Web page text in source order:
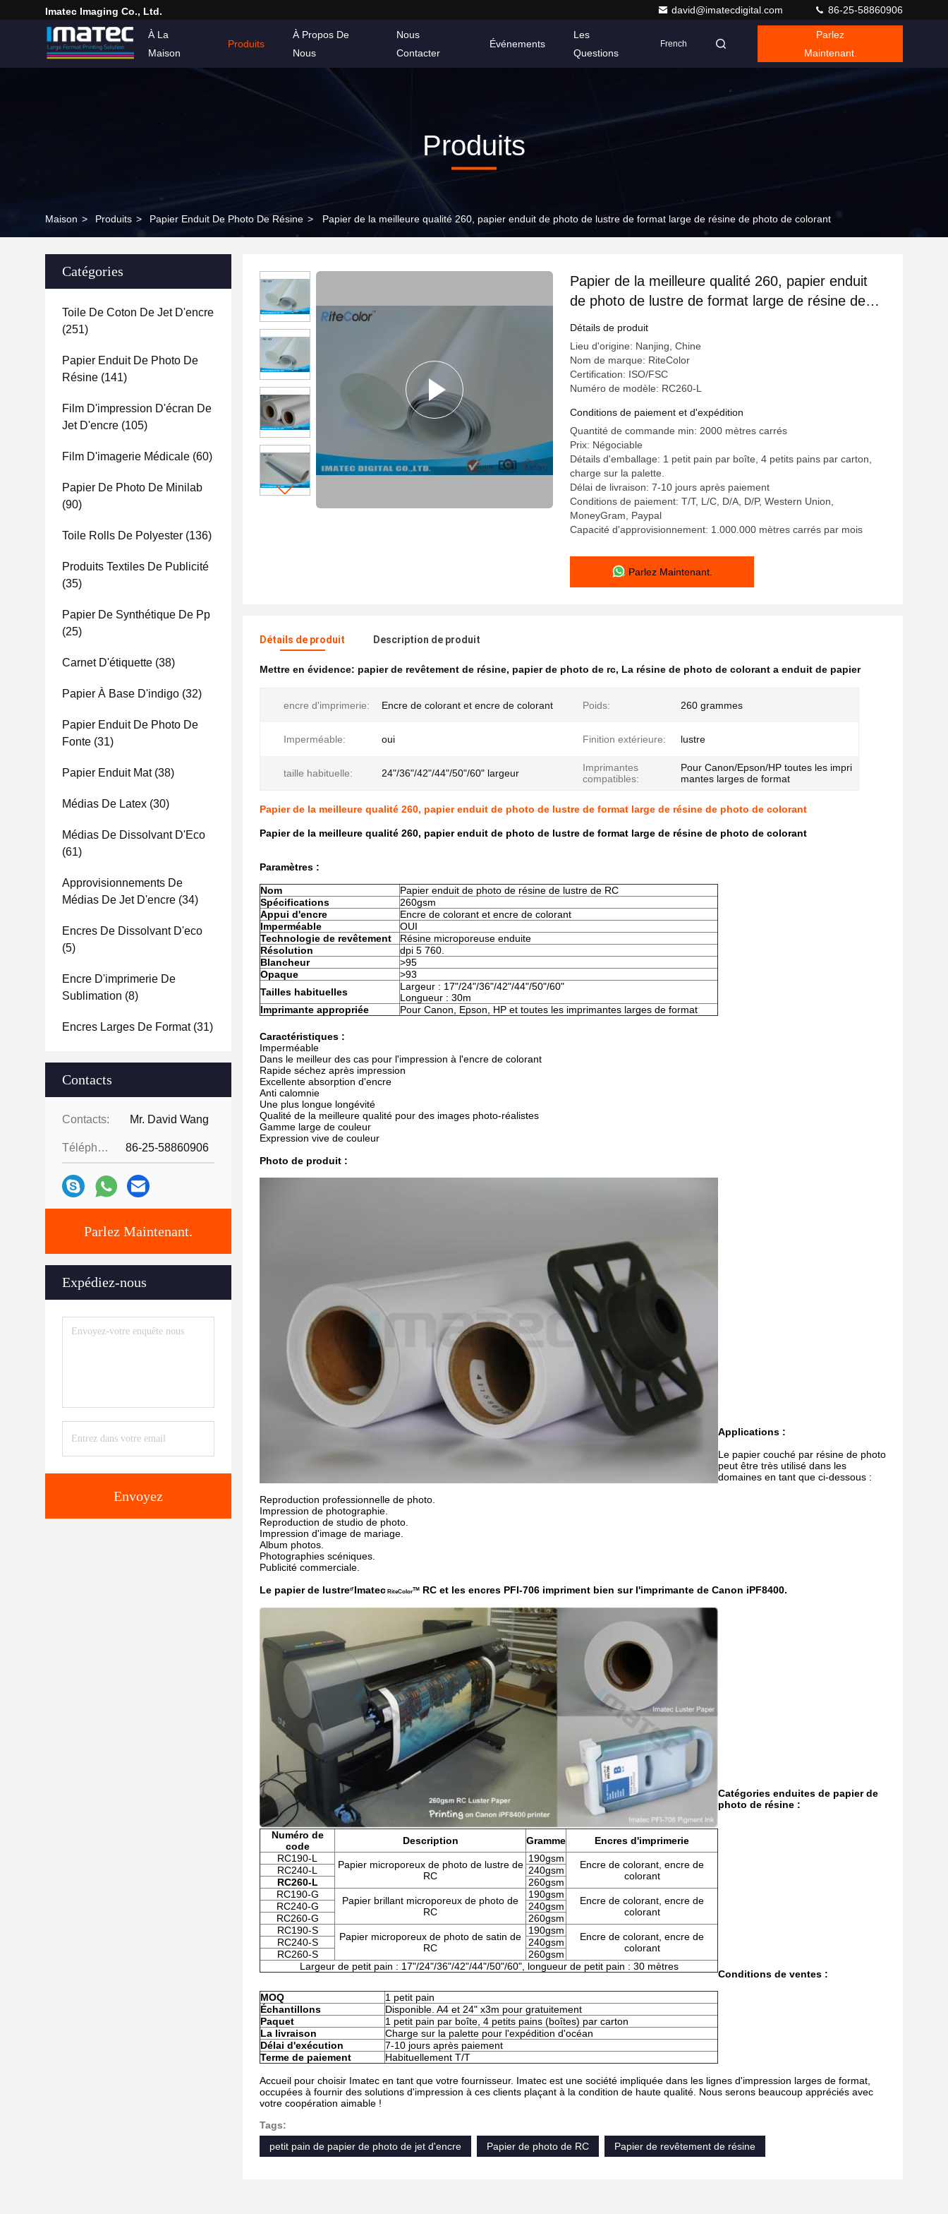
Imatec Imaging Co., Ltd. david@imatecdigital.com 86-25-58860906
À La
Maison
Produits
À Propos De
Nous
Nous
Contacter
Événements
Les
Questions
French
Parlez
Maintenant.
Produits
Maison > Produits > Papier Enduit De Photo De Résine > Papier de la meilleure qualité 260, papier enduit de photo de lustre de format large de résine de photo de colorant
Catégories
Toile De Coton De Jet D'encre
(251)
Papier Enduit De Photo De
Résine (141)
Film D'impression D'écran De
Jet D'encre (105)
Film D'imagerie Médicale (60)
Papier De Photo De Minilab
(90)
Toile Rolls De Polyester (136)
Produits Textiles De Publicité
(35)
Papier De Synthétique De Pp
(25)
Carnet D'étiquette (38)
Papier À Base D'indigo (32)
Papier Enduit De Photo De
Fonte (31)
Papier Enduit Mat(38)
Médias De Latex (30)
Médias De Dissolvant D'Eco
(61)
Approvisionnements De
Médias De Jet D'encre (34)
Encres De Dissolvant D'eco
(5)
Encre D'imprimerie De
Sublimation (8)
Encres Larges De Format(31)
Contacts
Contacts: Mr. David Wang
Téléphone: 86-25-58860906
Parlez Maintenant.
Expédiez-nous
Envoyez
Papier de la meilleure qualité 260, papier enduit
de photo de lustre de format large de résine de
photo de colorant
Détails de produit
Lieu d'origine: Nanjing, Chine
Nom de marque: RiteColor
Certification: ISO/FSC
Numéro de modèle: RC260-L
Conditions de paiement et d'expédition
Quantité de commande min: 2000 mètres carrés
Prix: Négociable
Détails d'emballage: 1 petit pain par boîte, 4 petits pains par carton,
charge sur la palette.
Délai de livraison: 7-10 jours après paiement
Conditions de paiement: T/T, L/C, D/A, D/P, Western Union,
MoneyGram, Paypal
Capacité d'approvisionnement: 1.000.000 mètres carrés par mois
Parlez Maintenant.
Détails de produit Description de produit
Mettre en évidence: papier de revêtement de résine, papier de photo de rc, La résine de photo de colorant a enduit de papier
encre d'imprimerie: Encre de colorant et encre de colorant Poids: 260 grammes
Imperméable: oui Finition extérieure: lustre
taille habituelle: 24"/36"/42"/44"/50"/60" largeur
Imprimantes
compatibles:
Pour Canon/Epson/HP toutes les impri
mantes larges de format
Papier de la meilleure qualité 260, papier enduit de photo de lustre de format large de résine de photo de colorant
Papier de la meilleure qualité 260, papier enduit de photo de lustre de format large de résine de photo de colorant
Paramètres :
Nom
Papier enduit de photo de résine de lustre de RC
Spécifications
260gsm
Appui d'encre
Encre de colorant et encre de colorant
Imperméable
OUI
Technologie de revêtement
Résine microporeuse enduite
Résolution
dpi 5 760.
Blancheur
>95
Opaque
>93
Tailles habituelles
Largeur : 17"/24"/36"/42"/44"/50"/60"
Longueur : 30m
Imprimante appropriée
Pour Canon, Epson, HP et toutes les imprimantes larges de format
Caractéristiques :
Imperméable
Dans le meilleur des cas pour l'impression à l'encre de colorant
Rapide séchez après impression
Excellente absorption d'encre
Anti calomnie
Une plus longue longévité
Qualité de la meilleure qualité pour des images photo-réalistes
Gamme large de couleur
Expression vive de couleur
Photo de produit :
Applications :
Le papier couché par résine de photo
peut être très utilisé dans les
domaines en tant que ci-dessous :
Reproduction professionnelle de photo.
Impression de photographie.
Reproduction de studio de photo.
Impression d'image de mariage.
Album photos.
Photographies scéniques.
Publicité commerciale.
Le papier de lustred'Imatec RiteColorTM RC et les encres PFI-706 impriment bien sur l'imprimante de Canon iPF8400.
Catégories enduites de papier de
photo de résine :
Numéro de
code
Description Gramme
Encres d'imprimerie
RC190-L
Papier microporeux de photo de lustre de
RC
190gsm
Encre de colorant, encre de
colorant
RC240-L
240gsm
RC260-L
260gsm
RC190-G
Papier brillant microporeux de photo de
RC
190gsm
Encre de colorant, encre de
colorant
RC240-G
240gsm
RC260-G
260gsm
RC190-S
Papier microporeux de photo de satin de
RC
190gsm
Encre de colorant, encre de
colorant
RC240-S
240gsm
RC260-S
260gsm
Largeur de petit pain : 17"/24"/36"/42"/44"/50"/60", longueur de petit pain : 30 mètres
Conditions de ventes :
MOQ
1 petit pain
Échantillons
Disponible. A4 et 24" x3m pour gratuitement
Paquet
1 petit pain par boîte, 4 petits pains (boîtes) par carton
La livraison
Charge sur la palette pour l'expédition d'océan
Délai d'exécution
7-10 jours après paiement
Terme de paiement
Habituellement T/T
Accueil pour choisir Imatec en tant que votre fournisseur. Imatec est une société impliquée dans les lignes d'impression larges de format,
occupées à fournir des solutions d'impression à ces clients plaçant à la condition de haute qualité. Nous serons beaucoup appréciés avec
votre coopération aimable !
Tags:
petit pain de papier de photo de jet d'encre
Papier de photo de RC Papier de revêtement de résine